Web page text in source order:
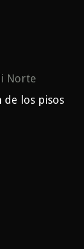
Norte
de los pisos